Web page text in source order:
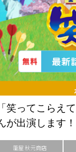
「笑ってこらえ
が出演します！
籠屋 秋元商店